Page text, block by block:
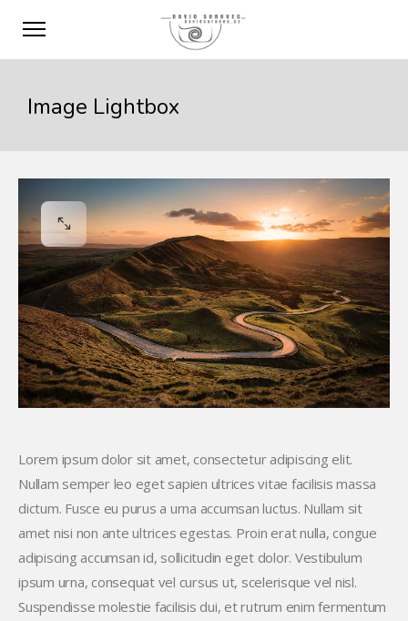
Image Lightbox
Lorem ipsum dolor sit amet, consectetur adipiscing elit.
Nullam semper leo eget sapien ultrices vitae facilisis massa
dictum. Fusce eu purus a urna accumsan luctus. Nullam sit
amet nisi non ante ultrices egestas. Proin erat nulla, congue
adipiscing accumsan id, sollicitudin eget dolor. Vestibulum
ipsum urna, consequat vel cursus ut, scelerisque vel nisl.
Suspendisse molestie facilisis dui, et rutrum enim fermentum